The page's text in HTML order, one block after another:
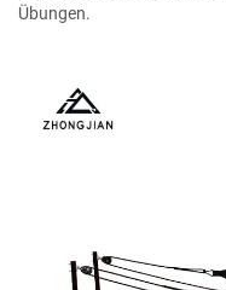
Übungen.